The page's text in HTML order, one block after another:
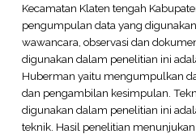
Kecamatan Klaten tengah
pengumpulan data yang
wawancara, observasi dan
digunakan dalam penelitian ini
Huberman yaitu mengumpulkan
dan pengambilan kesimpulan.
digunakan dalam penelitian ini
teknik. Hasil penelitian